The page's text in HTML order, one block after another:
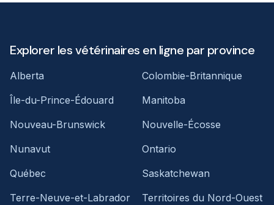
Explorer les vétérinaires en ligne par province
Alberta
Colombie-Britannique
Île-du-Prince-Édouard
Manitoba
Nouveau-Brunswick
Nouvelle-Écosse
Nunavut
Ontario
Québec
Saskatchewan
Terre-Neuve-et-Labrador
Territoires du Nord-Ouest